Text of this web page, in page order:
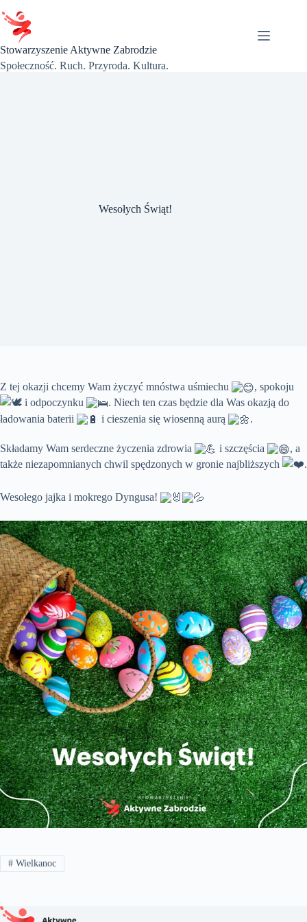
do
treści
Stowarzyszenie Aktywne Zabrodzie
Społeczność. Ruch. Przyroda. Kultura.
Wesołych Świąt!
Z tej okazji chcemy Wam życzyć mnóstwa uśmiechu
, spokoju
i odpoczynku
. Niech ten czas będzie dla Was okazją do
ładowania baterii
i cieszenia się wiosenną aurą .
Składamy Wam serdeczne życzenia zdrowia i szczęścia
, a
także niezapomnianych chwil spędzonych w gronie najbliższych
.
Wesołego jajka i mokrego Dyngusa!
#Wielkanoc